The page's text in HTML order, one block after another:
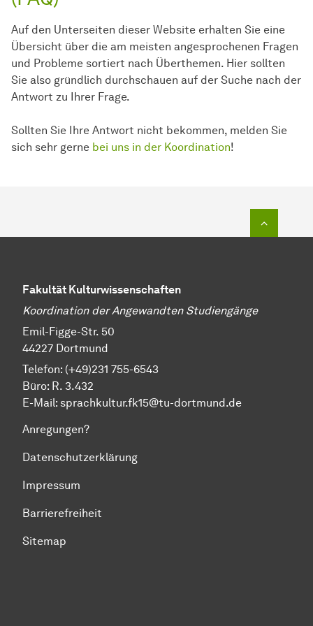
Auf den Unterseiten dieser Website erhalten Sie eine
Übersicht über die am meisten angesprochenen Fragen
und Probleme sortiert nach Überthemen. Hier sollten
Sie also gründlich durchschauen auf der Suche nach der
Antwort zu Ihrer Frage.
Sollten Sie Ihre Antwort nicht bekommen, melden Sie
sich sehr gerne bei uns in der Koordination!
Fakultät Kulturwissenschaften
Koordination der Angewandten Studiengänge
Emil-Figge-Str. 50
44227 Dortmund
Telefon: (+49)231 755-6543
Büro: R. 3.432
E-Mail: sprachkultur.fk15@tu-dortmund.de
Anregungen?
Datenschutzerklärung
Impressum
Barrierefreiheit
Sitemap